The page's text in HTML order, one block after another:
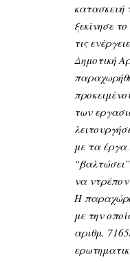
κατασκευή
ξεκίνησε
τις
Δημοτική
των
με τα έργα
να
Η
με την
αριθμ.